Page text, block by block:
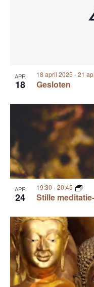
APR
18 Gesloten
18 april 2025 -21
APR
24 Stille
19:30 -20:45